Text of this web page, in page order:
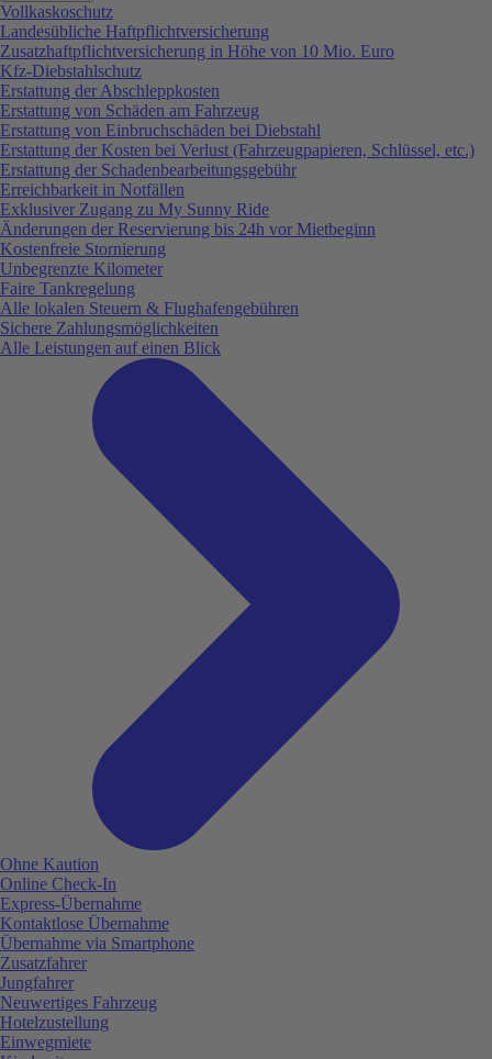
Vollkaskoschutz
Landesübliche Haftpflichtversicherung
Zusatzhaftpflichtversicherung in Höhe von 10 Mio. Euro
Kfz-Diebstahlschutz
Erstattung der Abschleppkosten
Erstattung von Schäden am Fahrzeug
Erstattung von Einbruchschäden bei Diebstahl
Erstattung der Kosten bei Verlust (Fahrzeugpapieren, Schlüssel, etc.)
Erstattung der Schadenbearbeitungsgebühr
Erreichbarkeit in Notfällen
Exklusiver Zugang zu My Sunny Ride
Änderungen der Reservierung bis 24h vor Mietbeginn
Kostenfreie Stornierung
Unbegrenzte Kilometer
Faire Tankregelung
Alle lokalen Steuern & Flughafengebühren
Sichere Zahlungsmöglichkeiten
Alle Leistungen auf einen Blick
Ohne Kaution
Online Check-In
Express-Übernahme
Kontaktlose Übernahme
Übernahme via Smartphone
Zusatzfahrer
Jungfahrer
Neuwertiges Fahrzeug
Hotelzustellung
Einwegmiete